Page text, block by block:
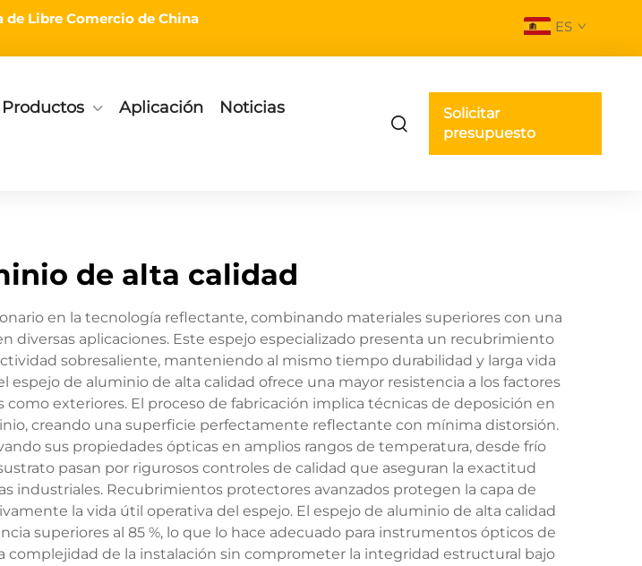
de Libre Comercio de China
ES
Productos Aplicación
Noticias
Solicitar
presupuesto
de alta calidad
en la tecnología reflectante, combinando materiales superiores con una
aplicaciones. Este espejo especializado presenta un recubrimiento
sobresaliente, manteniendo al mismo tiempo durabilidad y larga vida
espejo de aluminio de alta calidad ofrece una mayor resistencia a los factores
exteriores. El proceso de fabricación implica técnicas de deposición en
creando una superficie perfectamente reflectante con mínima distorsión.
sus propiedades ópticas en amplios rangos de temperatura, desde frío
pasan por rigurosos controles de calidad que aseguran la exactitud
industriales. Recubrimientos protectores avanzados protegen la capa de
la vida útil operativa del espejo. El espejo de aluminio de alta calidad
superiores al 85 %, lo que lo hace adecuado para instrumentos ópticos de
complejidad de la instalación sin comprometer la integridad estructural bajo